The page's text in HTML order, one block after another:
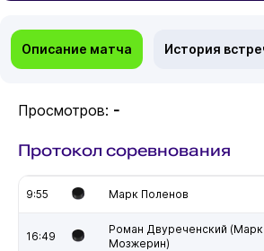
Описание матча История
Просмотров: -
Протокол соревнования
9:55 Марк Поленов
16:49
Роман Двуреченский
Мозжерин)